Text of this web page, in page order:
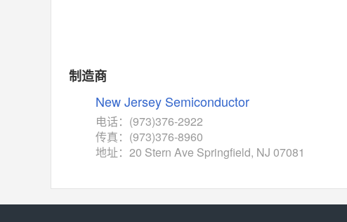
MAX14760
M74HC4852 (意法-ST)
相同功能 相似度 52%
制造商
New Jersey Semiconductor
电话：(973)376-2922
传真：(973)376-8960
地址：20 Stern Ave Springfield, NJ 07081